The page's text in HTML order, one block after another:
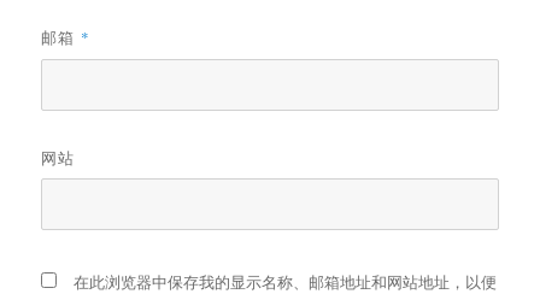
邮箱 *
网站
在此浏览器中保存我的显示名称、邮箱地址和网站地址，以便